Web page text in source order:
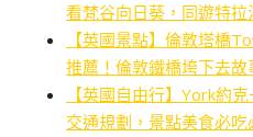
看梵谷向日葵，同遊特拉
【英國景點】倫敦塔橋
推薦！倫敦鐵橋垮下去故
【英國自由行】York約
交通規劃，景點美食必吃